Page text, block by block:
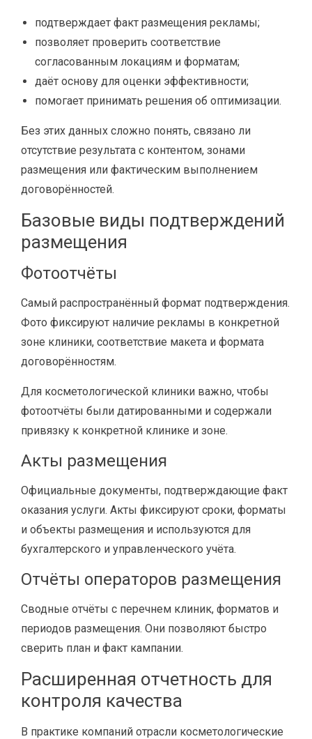
подтверждает факт размещения рекламы;
позволяет проверить соответствие
согласованным локациям и форматам;
даёт основу для оценки эффективности;
помогает принимать решения об оптимизации.
Без этих данных сложно понять, связано ли
отсутствие результата с контентом, зонами
размещения или фактическим выполнением
договорённостей.
Базовые виды подтверждений
размещения
Фотоотчёты
Самый распространённый формат подтверждения.
Фото фиксируют наличие рекламы в конкретной
зоне клиники, соответствие макета и формата
договорённостям.
Для косметологической клиники важно, чтобы
фотоотчёты были датированными и содержали
привязку к конкретной клинике и зоне.
Акты размещения
Официальные документы, подтверждающие факт
оказания услуги. Акты фиксируют сроки, форматы
и объекты размещения и используются для
бухгалтерского и управленческого учёта.
Отчёты операторов размещения
Сводные отчёты с перечнем клиник, форматов и
периодов размещения. Они позволяют быстро
сверить план и факт кампании.
Расширенная отчетность для
контроля качества
В практике компаний отрасли косметологические